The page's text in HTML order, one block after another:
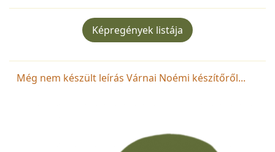
Képregények listája
Még nem készült leírás Várnai Noémi készítőről...